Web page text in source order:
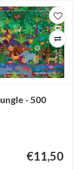
- 500
€11,50